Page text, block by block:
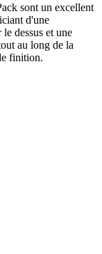
sont un excellent
d'une
dessus et une
au long de la
finition.